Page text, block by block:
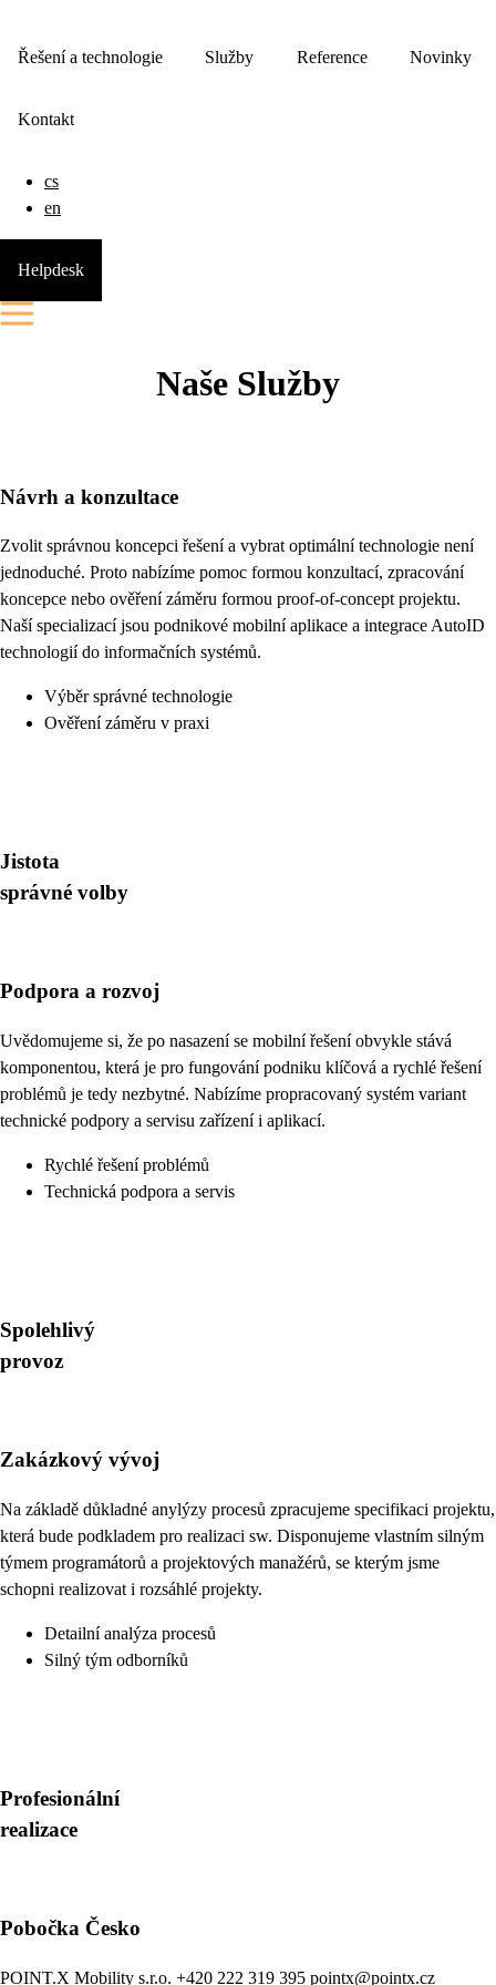
Řešení a technologie Služby Reference Novinky
Kontakt
cs
en
Helpdesk
Naše Služby
Návrh a konzultace
Zvolit správnou koncepci řešení a vybrat optimální technologie není
jednoduché. Proto nabízíme pomoc formou konzultací, zpracování
koncepce nebo ověření záměru formou proof-of-concept projektu.
Naší specializací jsou podnikové mobilní aplikace a integrace AutoID
technologií do informačních systémů.
Výběr správné technologie
Ověření záměru v praxi
Jistota
správné volby
Podpora a rozvoj
Uvědomujeme si, že po nasazení se mobilní řešení obvykle stává
komponentou, která je pro fungování podniku klíčová a rychlé řešení
problémů je tedy nezbytné. Nabízíme propracovaný systém variant
technické podpory a servisu zařízení i aplikací.
Rychlé řešení problémů
Technická podpora a servis
Spolehlivý
provoz
Zakázkový vývoj
Na základě důkladné anylýzy procesů zpracujeme specifikaci projektu,
která bude podkladem pro realizaci sw. Disponujeme vlastním silným
týmem programátorů a projektových manažérů, se kterým jsme
schopni realizovat i rozsáhlé projekty.
Detailní analýza procesů
Silný tým odborníků
Profesionální
realizace
Pobočka Česko
POINT.X Mobility s.r.o. +420 222 319 395 pointx@pointx.cz